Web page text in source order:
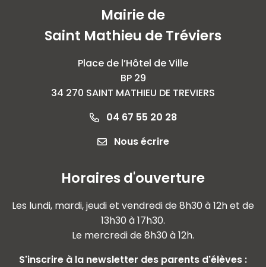
Mairie de
Saint Mathieu de Tréviers
Place de l’Hôtel de Ville
BP 29
34 270 SAINT MATHIEU DE TREVIERS
04 67 55 20 28
Nous écrire
Horaires d'ouverture
Les lundi, mardi, jeudi et vendredi de 8h30 à 12h et de
13h30 à 17h30.
Le mercredi de 8h30 à 12h.
S'inscrire à la newsletter des parents d'élèves :